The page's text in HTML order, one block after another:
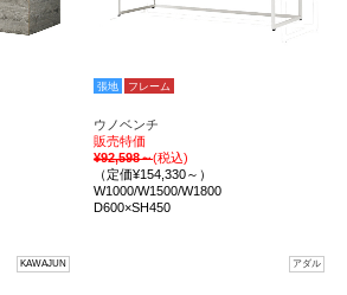
張地 フレーム
ウノベンチ
販売特価
¥92,598～(税込)
（定価¥154,330～）
W1000/W1500/W1800
D600×SH450
KAWAJUN アダル